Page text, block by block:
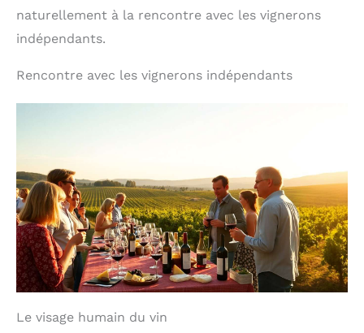
naturellement à la rencontre avec les vignerons
indépendants.
Rencontre avec les vignerons indépendants
Le visage humain du vin